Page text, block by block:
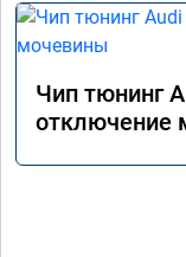
Чип тюнинг
отключение